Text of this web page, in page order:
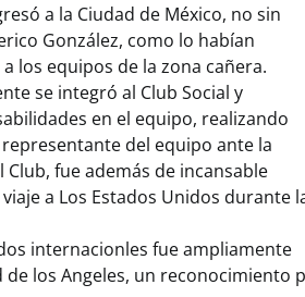
a la Ciudad de México, no sin
González, como lo habían
los equipos de la zona cañera.
se integró al Club Social y
en el equipo, realizando
del equipo ante la
fue además de incansable
a Los Estados Unidos durante
internacionles fue ampliamente
los Angeles, un reconocimiento